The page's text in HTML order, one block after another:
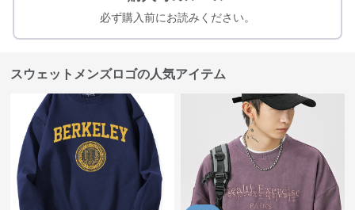
必ず購入前にお読みください。
スウェットメンズロゴの人気アイテム